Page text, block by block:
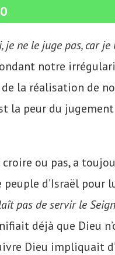
je ne le juge pas, car
notre
de la réalisation de
la peur du
ou pas, a
d’Israël pour
pas de servir le
déjà que Dieu
Dieu impliquait